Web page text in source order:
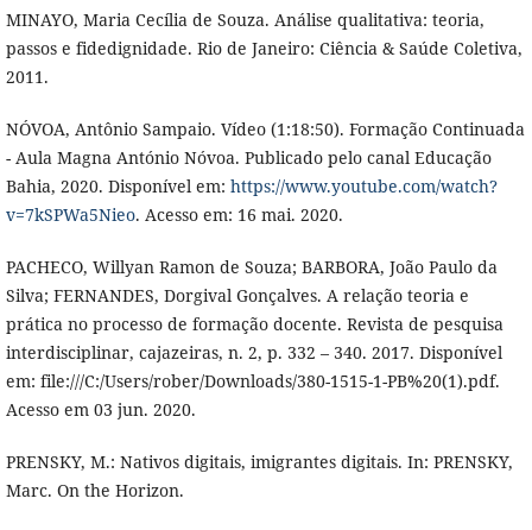
MINAYO, Maria Cecília de Souza. Análise qualitativa: teoria,
passos e fidedignidade. Rio de Janeiro: Ciência & Saúde Coletiva,
2011.
NÓVOA, Antônio Sampaio. Vídeo (1:18:50). Formação Continuada
- Aula Magna António Nóvoa. Publicado pelo canal Educação
Bahia, 2020. Disponível em: https://www.youtube.com/watch?
v=7kSPWa5Nieo. Acesso em: 16 mai. 2020.
PACHECO, Willyan Ramon de Souza; BARBORA, João Paulo da
Silva; FERNANDES, Dorgival Gonçalves. A relação teoria e
prática no processo de formação docente. Revista de pesquisa
interdisciplinar, cajazeiras, n. 2, p. 332 – 340. 2017. Disponível
em: file:///C:/Users/rober/Downloads/380-1515-1-PB%20(1).pdf.
Acesso em 03 jun. 2020.
PRENSKY, M.: Nativos digitais, imigrantes digitais. In: PRENSKY,
Marc. On the Horizon.